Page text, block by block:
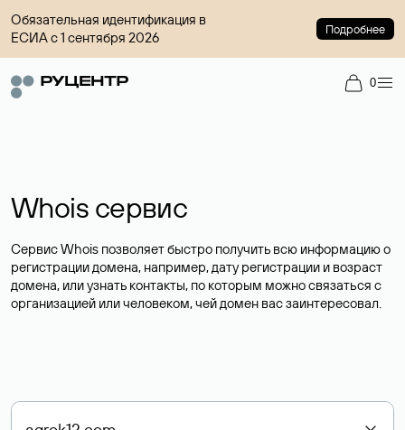
Обязательная идентификация в
ЕСИА с 1 сентября 2026
Подробнее
0
Whois сервис
Сервис Whois позволяет быстро получить всю информацию о
регистрации домена, например, дату регистрации и возраст
домена, или узнать контакты, по которым можно связаться с
организацией или человеком, чей домен вас заинтересовал.